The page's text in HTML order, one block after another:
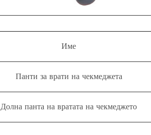
Име
Панти за врати на чекмеджета
Долна панта на вратата на чекмеджето